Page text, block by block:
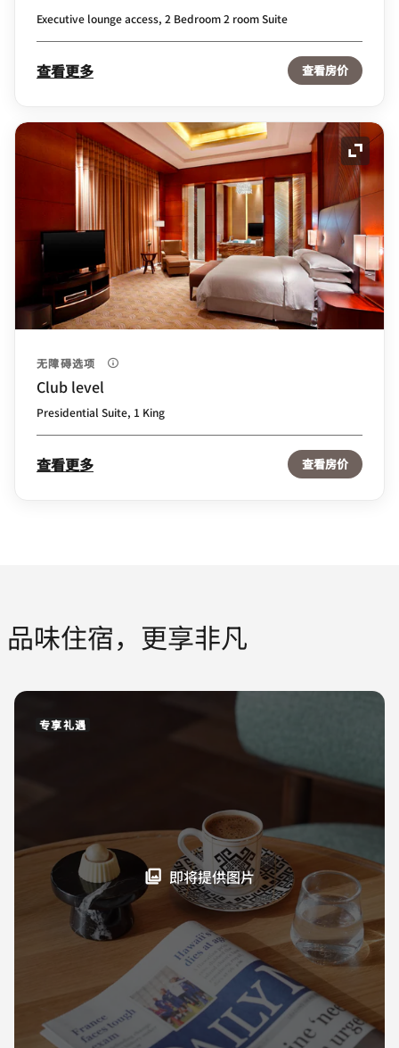
Executive lounge access, 2 Bedroom 2 room Suite
查看更多 查看房价
展开
无障碍选项
Club level
Presidential Suite, 1 King
查看更多 查看房价
品味住宿，更享非凡
专享礼遇
即将提供图片